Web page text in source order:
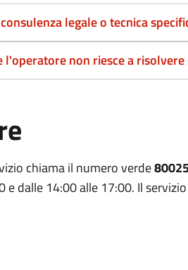
legale o tecnica
l'operatore non riesce a
chiama il numero verde
e dalle 14:00 alle 17:00. Il